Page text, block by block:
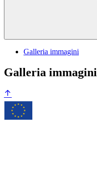
Galleria immagini
Galleria immagini